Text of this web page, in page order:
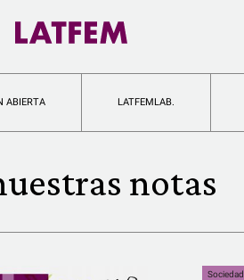
ABIERTA LATFEMLAB.
notas
Sociedad